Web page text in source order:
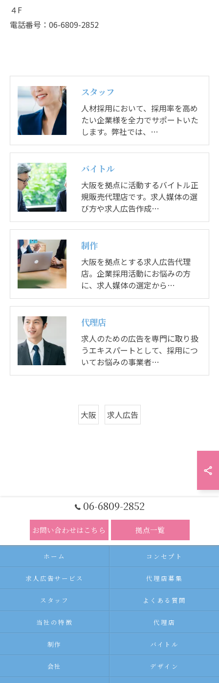
４F
電話番号：06-6809-2852
スタッフ
人材採用において、採用率を高め
たい企業様を全力でサポートいた
します。弊社では、…
バイトル
大阪を拠点に活動するバイトル正
規販売代理店です。求人媒体の選
び方や求人広告作成…
制作
大阪を拠点とする求人広告代理
店。企業採用活動にお悩みの方
に、求人媒体の選定から…
代理店
求人のための広告を専門に取り扱
うエキスパートとして、採用につ
いてお悩みの事業者…
大阪 求人広告
06-6809-2852
お問い合わせはこちら 拠点一覧
ホーム コンセプト
求人広告サービス 代理店募集
スタッフ よくある質問
当社の特徴 代理店
制作 バイトル
会社 デザイン